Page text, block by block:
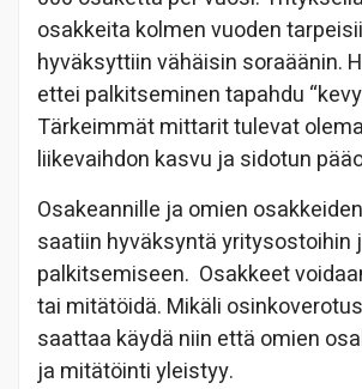
osakkeita kolmen vuoden
hyväksyttiin vähäisin soraäänin.
ettei palkitseminen tapahdu
Tärkeimmät mittarit tulevat
liikevaihdon kasvu ja sidotun
Osakeannille ja omien
saatiin hyväksyntä yritysostoihin
palkitsemiseen. Osakkeet
tai mitätöidä. Mikäli
saattaa käydä niin että omien
ja mitätöinti yleistyy.